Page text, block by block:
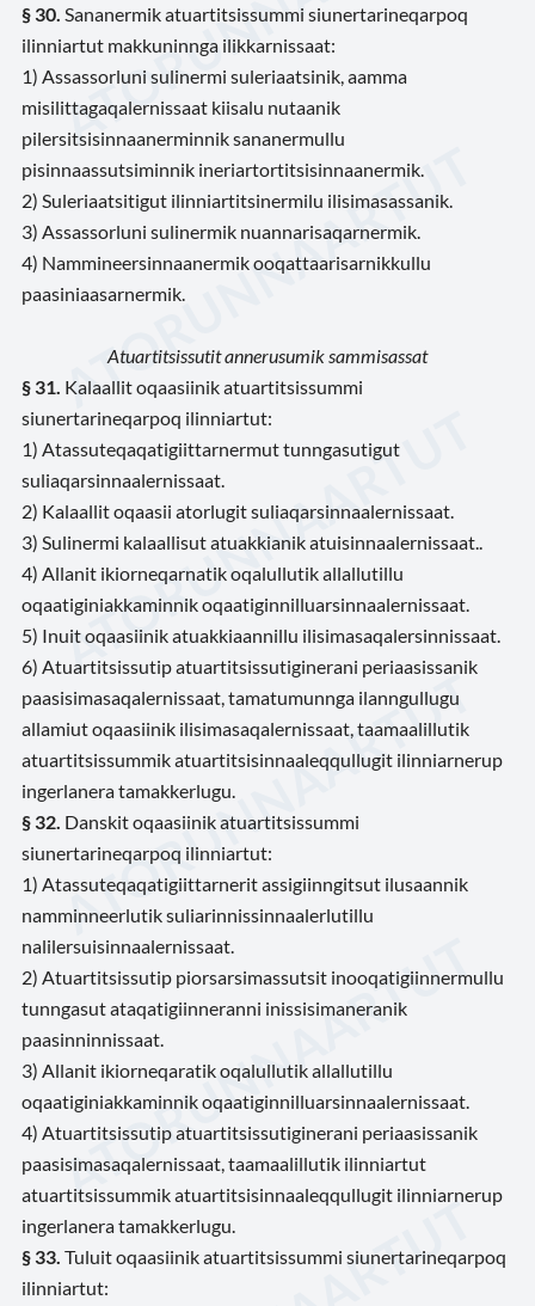
§ 30. Sananermik atuartitsissummi siunertarineqarpoq
ilinniartut makkuninnga ilikkarnissaat:
1) Assassorluni sulinermi suleriaatsinik, aamma
misilittagaqalernissaat kiisalu nutaanik
pilersitsisinnaanerminnik sananermullu
pisinnaassutsiminnik ineriartortitsisinnaanermik.
2) Suleriaatsitigut ilinniartitsinermilu ilisimasassanik.
3) Assassorluni sulinermik nuannarisaqarnermik.
4) Nammineersinnaanermik ooqattaarisarnikkullu
paasiniaasarnermik.
Atuartitsissutit annerusumik sammisassat
§ 31. Kalaallit oqaasiinik atuartitsissummi
siunertarineqarpoq ilinniartut:
1) Atassuteqaqatigiittarnermut tunngasutigut
suliaqarsinnaalernissaat.
2) Kalaallit oqaasii atorlugit suliaqarsinnaalernissaat.
3) Sulinermi kalaallisut atuakkianik atuisinnaalernissaat..
4) Allanit ikiorneqarnatik oqalullutik allallutillu
oqaatiginiakkaminnik oqaatiginnilluarsinnaalernissaat.
5) Inuit oqaasiinik atuakkiaannillu ilisimasaqalersinnissaat.
6) Atuartitsissutip atuartitsissutiginerani periaasissanik
paasisimasaqalernissaat, tamatumunnga ilanngullugu
allamiut oqaasiinik ilisimasaqalernissaat, taamaalillutik
atuartitsissummik atuartitsisinnaaleqqullugit ilinniarnerup
ingerlanera tamakkerlugu.
§ 32. Danskit oqaasiinik atuartitsissummi
siunertarineqarpoq ilinniartut:
1) Atassuteqaqatigiittarnerit assigiinngitsut ilusaannik
namminneerlutik suliarinnissinnaalerlutillu
nalilersuisinnaalernissaat.
2) Atuartitsissutip piorsarsimassutsit inooqatigiinnermullu
tunngasut ataqatigiinneranni inissisimaneranik
paasinninnissaat.
3) Allanit ikiorneqaratik oqalullutik allallutillu
oqaatiginiakkaminnik oqaatiginnilluarsinnaalernissaat.
4) Atuartitsissutip atuartitsissutiginerani periaasissanik
paasisimasaqalernissaat, taamaalillutik ilinniartut
atuartitsissummik atuartitsisinnaaleqqullugit ilinniarnerup
ingerlanera tamakkerlugu.
§ 33. Tuluit oqaasiinik atuartitsissummi siunertarineqarpoq
ilinniartut: